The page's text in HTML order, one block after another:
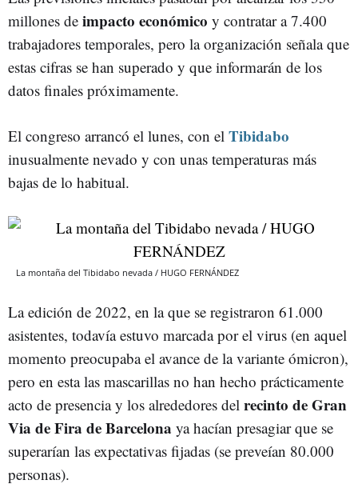
millones de impacto económico y contratar a 7.400
trabajadores temporales, pero la organización señala que
estas cifras se han superado y que informarán de los
datos finales próximamente.
El congreso arrancó el lunes, con el Tibidabo
inusualmente nevado y con unas temperaturas más
bajas de lo habitual.
La montaña del Tibidabo nevada / HUGO FERNÁNDEZ
La edición de 2022, en la que se registraron 61.000
asistentes, todavía estuvo marcada por el virus (en aquel
momento preocupaba el avance de la variante ómicron),
pero en esta las mascarillas no han hecho prácticamente
acto de presencia y los alrededores del recinto de Gran
Via de Fira de Barcelona ya hacían presagiar que se
superarían las expectativas fijadas (se preveían 80.000
personas).